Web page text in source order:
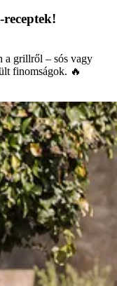
a grillről – sós vagy
finomságok. 🔥